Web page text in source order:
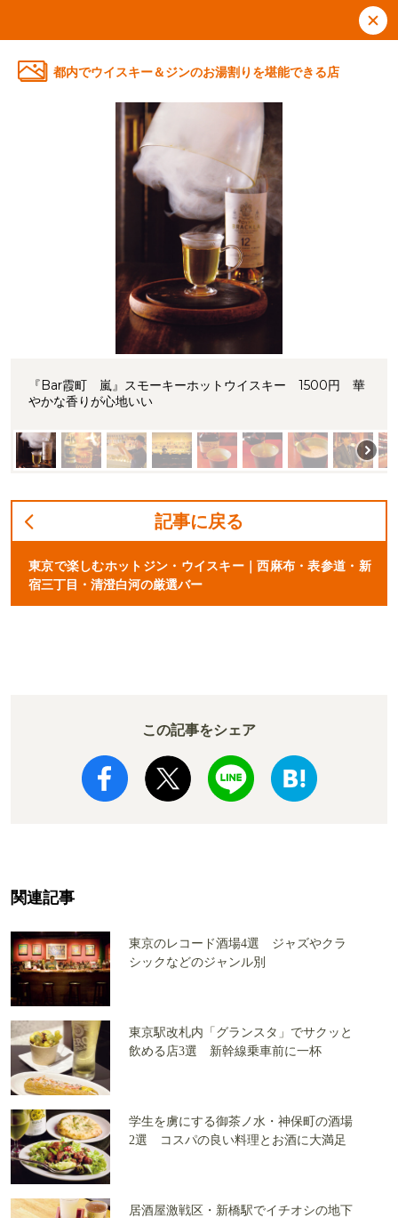
都内でウイスキー＆ジンのお湯割りを堪能できる店
『Bar霞町 嵐』スモーキーホットウイスキー 1500円 華
やかな香りが心地いい
記事に戻る
東京で楽しむホットジン・ウイスキー｜西麻布・表参道・新
宿三丁目・清澄白河の厳選バー
この記事をシェア
関連記事
東京のレコード酒場4選 ジャズやクラ
シックなどのジャンル別
東京駅改札内「グランスタ」でサクッと
飲める店3選 新幹線乗車前に一杯
学生を虜にする御茶ノ水・神保町の酒場
2選 コスパの良い料理とお酒に大満足
居酒屋激戦区・新橋駅でイチオシの地下